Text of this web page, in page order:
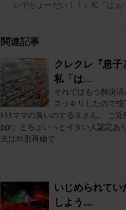
いでちょーだい！！』私「は
関連記事
クレクレ『息子
私「は…
それではもう解決
スッキリしたので
ﾚｹﾁママの臭いのするＳさん。 ご
pgr」とちょいっとイタい人認定あ
夫はﾀﾋ別再婚で
いじめられて
しよう…